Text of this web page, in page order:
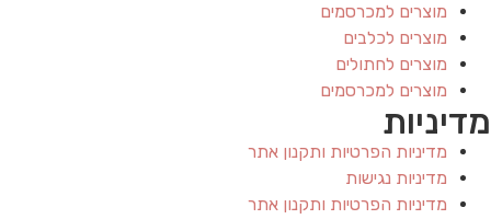
מוצרים למכרסמים
מוצרים לכלבים
מוצרים לחתולים
מוצרים למכרסמים
מדיניות
מדיניות הפרטיות ותקנון אתר
מדיניות נגישות
מדיניות הפרטיות ותקנון אתר